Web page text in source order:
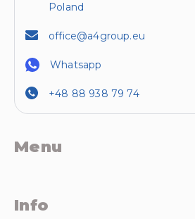
Poland
office@a4group.eu
Whatsapp
+48 88 938 79 74
Menu
Info